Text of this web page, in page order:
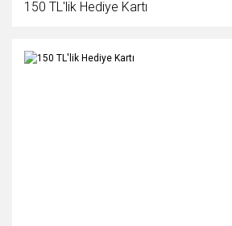
150 TL'lik Hediye Kartı